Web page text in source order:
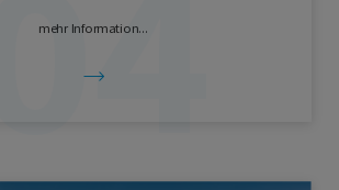
mehr Information...